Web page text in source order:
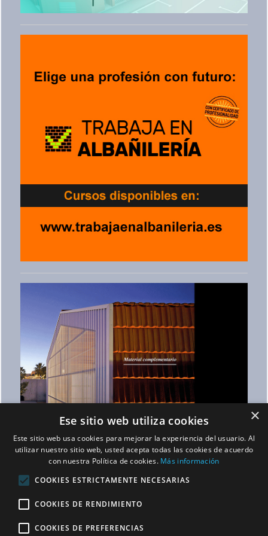
×
Ese sitio web utiliza cookies
Este sitio web usa cookies para mejorar la experiencia del usuario. Al
utilizar nuestro sitio web, usted acepta todas las cookies de acuerdo
con nuestra Política de cookies. Más información
COOKIES ESTRICTAMENTE NECESARIAS
COOKIES DE RENDIMIENTO
COOKIES DE PREFERENCIAS